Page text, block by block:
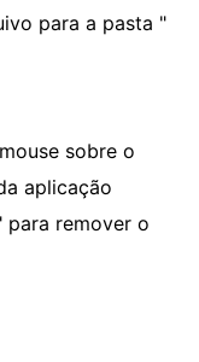
para a pasta "
sobre o
aplicação
para remover o